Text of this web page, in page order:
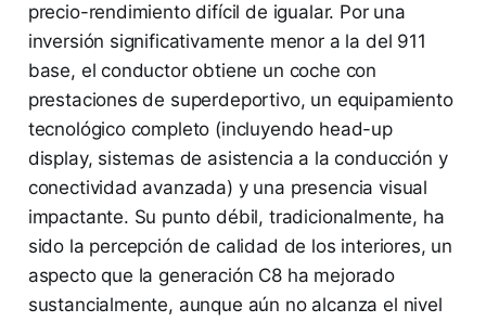
precio-rendimiento difícil de igualar. Por una
inversión significativamente menor a la del 911
base, el conductor obtiene un coche con
prestaciones de superdeportivo, un equipamiento
tecnológico completo (incluyendo head-up
display, sistemas de asistencia a la conducción y
conectividad avanzada) y una presencia visual
impactante. Su punto débil, tradicionalmente, ha
sido la percepción de calidad de los interiores, un
aspecto que la generación C8 ha mejorado
sustancialmente, aunque aún no alcanza el nivel